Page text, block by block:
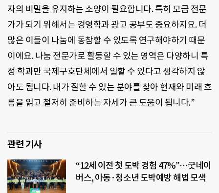
자의 비밀을 유지하는 소양이 필요합니다. 특히 모금 전문
가가 되기 위해서는 경영학과 광고 공부도 중요하지요. 더
많은 이들이 나눔에 동참할 수 있도록 연구해야하기 때문
이에요. 나눔 전문가로 활동할 수 있는 영역은 다양하니 특
정 학과만 국제구호단체에서 일할 수 있다고 생각하지 않
아도 됩니다. 내가 잘할 수 있는 분야를 찾아 현재와 미래 흐
름을 읽고 철저히 준비하는 자세가 큰 도움이 됩니다.”
관련 기사
“12세 이전 첫 도박 경험 47%”…굿네이
버스, 아동·청소년 도박예방 해법 모색